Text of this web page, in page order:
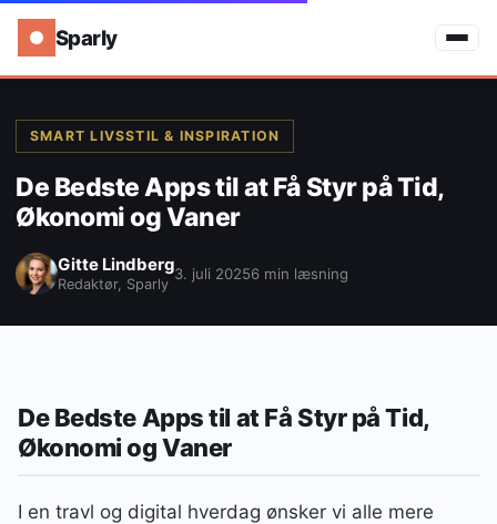
Sparly
SMART LIVSSTIL & INSPIRATION
De Bedste Apps til at Få Styr på Tid,
Økonomi og Vaner
Gitte Lindberg
Redaktør, Sparly
3. juli 20256 min læsning
De Bedste Apps til at Få Styr på Tid,
Økonomi og Vaner
I en travl og digital hverdag ønsker vi alle mere